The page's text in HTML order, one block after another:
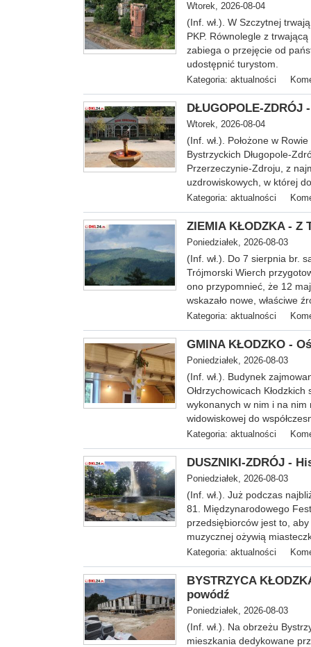
Wtorek, 2026-08-04
(Inf. wł.). W Szczytnej
PKP. Równolegle z
zabiega o przejęcie od
udostępnić turystom.
Kategoria: aktualności
DŁUGOPOLE-
Wtorek, 2026-08-04
(Inf. wł.). Położone w
Bystrzyckich Długopole-
Przerzeczynie-Zdroju, z
uzdrowiskowych, w której
Kategoria: aktualności
ZIEMIA KŁODZKA -
Poniedziałek, 2026-08-03
(Inf. wł.). Do 7 sierpnia br.
Trójmorski Wierch
ono przypomnieć, że 12
wskazało nowe, właściwe
Kategoria: aktualności
GMINA KŁODZKO -
Poniedziałek, 2026-08-03
(Inf. wł.). Budynek
Ołdrzychowicach Kłodzkich
wykonanych w nim i na nim
widowiskowej do
Kategoria: aktualności
DUSZNIKI-ZDRÓJ -
Poniedziałek, 2026-08-03
(Inf. wł.). Już podczas
81. Międzynarodowego
przedsiębiorców jest to,
muzycznej ożywią
Kategoria: aktualności
BYSTRZYCA
powódź
Poniedziałek, 2026-08-03
(Inf. wł.). Na obrzeżu
mieszkania dedykowane